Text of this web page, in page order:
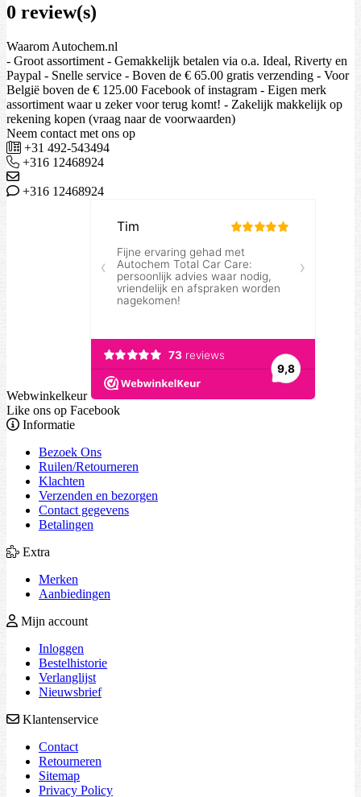
0 review(s)
Waarom Autochem.nl
- Groot assortiment - Gemakkelijk betalen via o.a. Ideal, Riverty en
Paypal - Snelle service - Boven de € 65.00 gratis verzending - Voor
België boven de € 125.00 Facebook of instagram - Eigen merk
assortiment waar u zeker voor terug komt! - Zakelijk makkelijk op
rekening kopen (vraag naar de voorwaarden)
Neem contact met ons op
+31 492-543494
+316 12468924
+316 12468924
Webwinkelkeur
Like ons op Facebook
Informatie
Bezoek Ons
Ruilen/Retourneren
Klachten
Verzenden en bezorgen
Contact gegevens
Betalingen
Extra
Merken
Aanbiedingen
Mijn account
Inloggen
Bestelhistorie
Verlanglijst
Nieuwsbrief
Klantenservice
Contact
Retourneren
Sitemap
Privacy Policy